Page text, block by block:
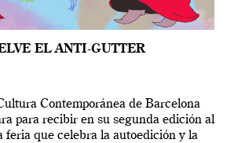
EL ANTI-GUTTER
Contemporánea de Barcelona
para recibir en su segunda edición al
feria que celebra la autoedición y la